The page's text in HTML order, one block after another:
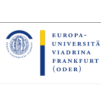
the
content
section
the
footer
section